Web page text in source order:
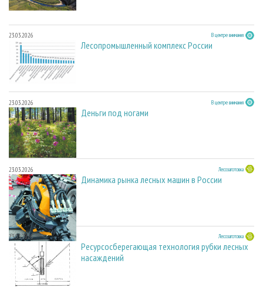
23.03.2026 В центре внимания
Лесопромышленный комплекс России
23.03.2026 В центре внимания
Деньги под ногами
23.03.2026 Лесозаготовка
Динамика рынка лесных машин в России
23.03.2026 Лесозаготовка
Ресурсосберегающая технология рубки лесных
насаждений